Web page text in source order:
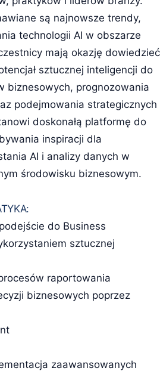
są najnowsze trendy,
technologii AI w obszarze
mają okazję dowiedzieć
sztucznej inteligencji do
biznesowych, prognozowania
podejmowania strategicznych
doskonałą platformę do
inspiracji dla
AI i analizy danych w
środowisku biznesowym.
do Business
sztucznej
raportowania
biznesowych poprzez
zaawansowanych